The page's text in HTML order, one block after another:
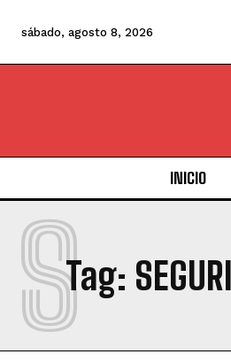
sábado, agosto 8, 2026
INICIO
Tag:
S